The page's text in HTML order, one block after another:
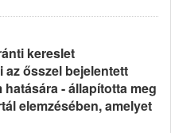
kereslet
ősszel bejelentett
- állapította meg
elemzésében, amelyet